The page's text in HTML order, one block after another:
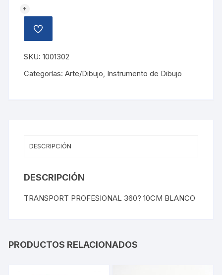
cantidad
AÑADIR
A
LISTA
DE
DESEOS
SKU:1001302
Categorías:Arte/Dibujo, Instrumento de Dibujo
DESCRIPCIÓN
DESCRIPCIÓN
TRANSPORT PROFESIONAL 360? 10CM BLANCO
PRODUCTOS RELACIONADOS